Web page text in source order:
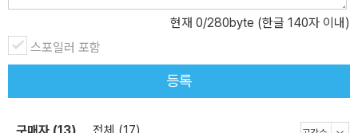
현재 0/280byte (한글 140자 이내)
스포일러 포함
등록